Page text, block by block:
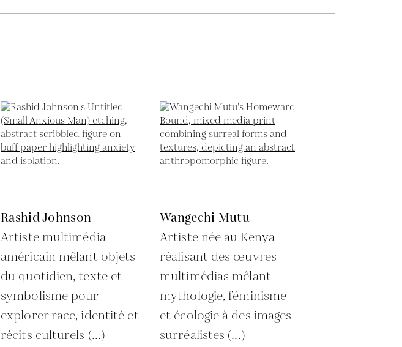
Rashid Johnson
Artiste multimédia
américain mêlant objets
du quotidien, texte et
symbolisme pour
explorer race, identité et
récits culturels (...)
Wangechi Mutu
Artiste née au Kenya
réalisant des œuvres
multimédias mêlant
mythologie, féminisme
et écologie à des images
surréalistes (...)